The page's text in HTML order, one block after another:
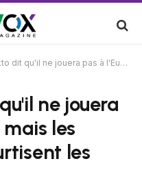
pas à l'Euro 2024, mais les organisateurs courtisent les fans gays
ne jouera
mais les
les